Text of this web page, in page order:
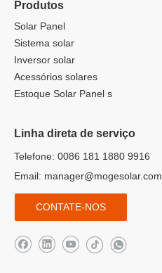
Produtos
Solar Panel
Sistema solar
Inversor solar
Acessórios solares
Estoque Solar Panel s
Linha direta de serviço
Telefone: 0086 181 1880 9916
Email: manager@mogesolar.com
CONTATE-NOS